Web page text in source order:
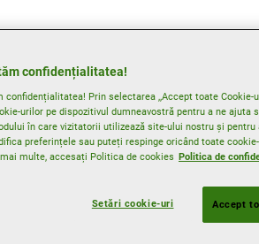
pentru
confidențialitatea!
confidențialitatea! Prin selectarea ,,Accept toate
urilor pe dispozitivul dumneavostră pentru a ne
în care vizitatorii utilizează site-ului nostru și
preferințele sau puteți respinge oricând toate
multe, accesați Politica de cookies Politica de
Setări cookie-uri Accept